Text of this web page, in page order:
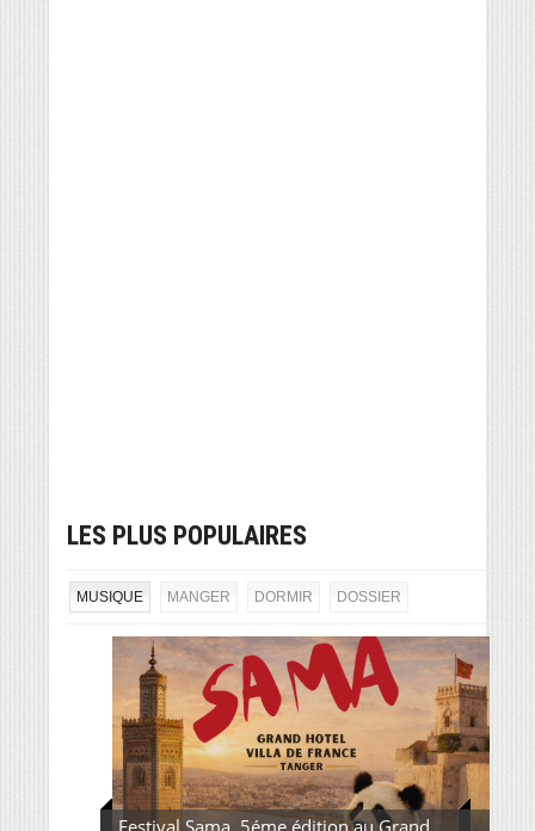
LES PLUS POPULAIRES
MUSIQUE MANGER DORMIR DOSSIER
Festival Sama, 5éme édition au Grand